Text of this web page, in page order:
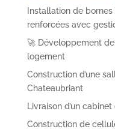
Installation de
renforcées avec
🚀 Développement
logement
Construction d’une
Chateaubriant
Livraison d’un
Construction de